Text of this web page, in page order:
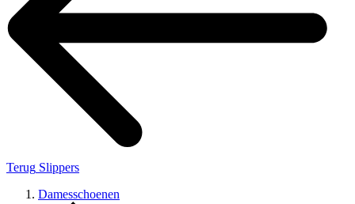
Terug Slippers
Damesschoenen